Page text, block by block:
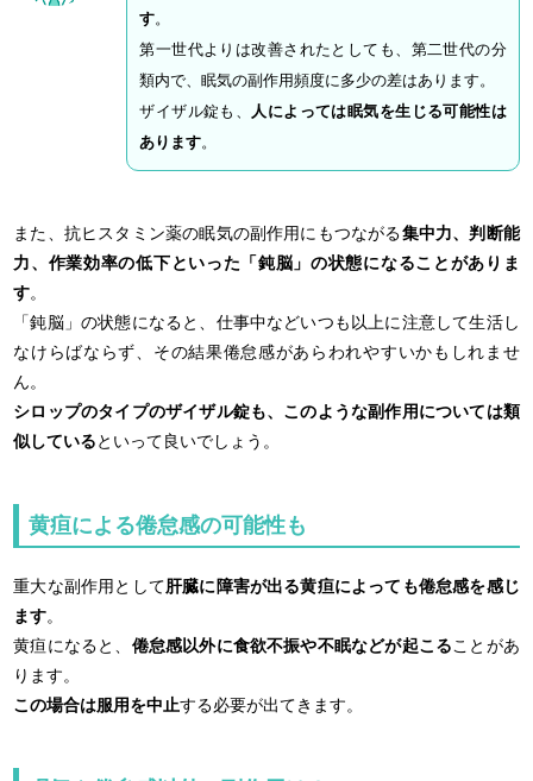
す。
第一世代よりは改善されたとしても、第二世代の分
類内で、眠気の副作用頻度に多少の差はあります。
ザイザル錠も、
人によっては眠気を生じる可能性は
あります。
また、抗ヒスタミン薬の眠気の副作用にもつながる集中力、判断能
力、作業効率の低下といった「鈍脳」の状態になることがありま
す。
「鈍脳」の状態になると、仕事中などいつも以上に注意して生活し
なけらばならず、その結果倦怠感があらわれやすいかもしれませ
ん。
シロップのタイプのザイザル錠も、このような副作用については類
似しているといって良いでしょう。
黄疸による倦怠感の可能性も
重大な副作用として肝臓に障害が出る黄疸によっても倦怠感を感じ
ます。
黄疸になると、 倦怠感以外に食欲不振や不眠などが起こることがあ
ります。
この場合は服用を中止する必要が出てきます。